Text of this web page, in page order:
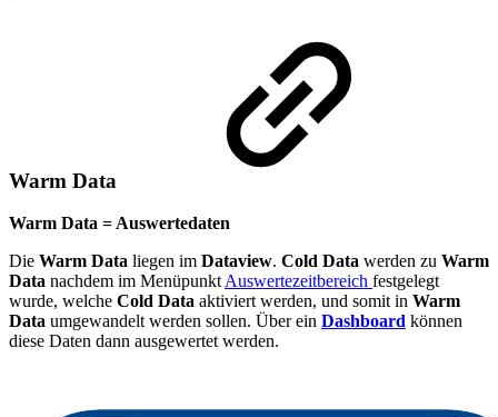
Warm Data
Warm Data = Auswertedaten
Die Warm Data liegen im Dataview. Cold Data werden zu Warm
Data nachdem im MenüpunktAuswertezeitbereich festgelegt
wurde, welche Cold Data aktiviert werden, und somit in Warm
Data umgewandelt werden sollen. Über ein Dashboard können
diese Daten dann ausgewertet werden.